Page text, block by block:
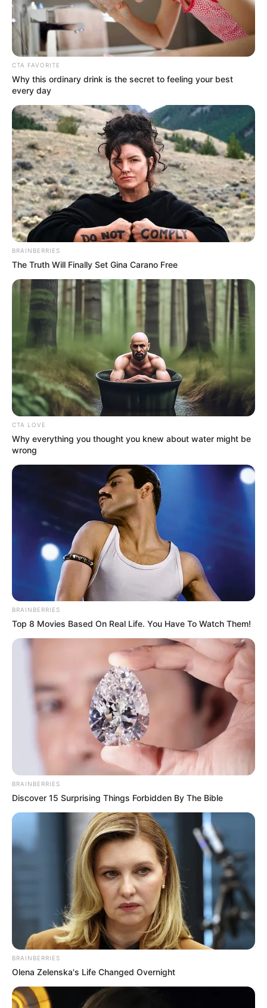
CTA FAVORITE
Why this ordinary drink is the secret to feeling your best
every day
BRAINBERRIES
The Truth Will Finally Set Gina Carano Free
CTA LOVE
Why everything you thought you knew about water might be
wrong
BRAINBERRIES
Top 8 Movies Based On Real Life. You Have To Watch Them!
BRAINBERRIES
Discover 15 Surprising Things Forbidden By The Bible
BRAINBERRIES
Olena Zelenska's Life Changed Overnight